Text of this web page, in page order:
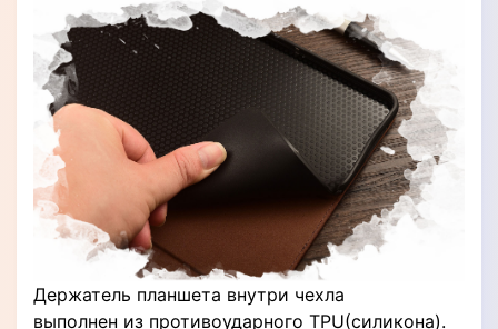
Держатель планшета внутри чехла
выполнен из противоударного TPU(силикона).